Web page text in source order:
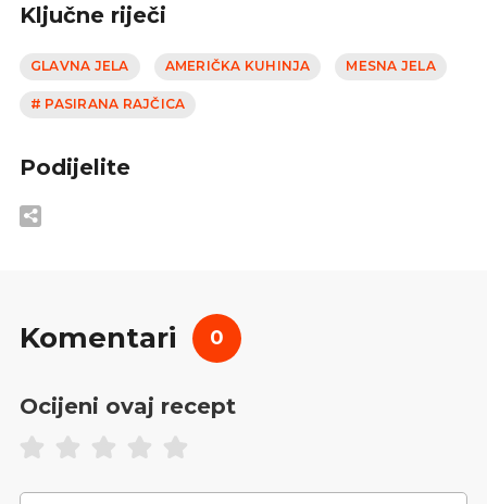
Ključne riječi
GLAVNA JELA AMERIČKA KUHINJA MESNA JELA
# PASIRANA RAJČICA
Podijelite
Komentari 0
Ocijeni ovaj recept